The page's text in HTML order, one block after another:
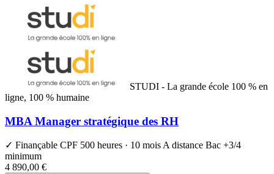
STUDI - La grande école 100 % en
ligne, 100 % humaine
MBA Manager stratégique des RH
✓ Finançable CPF 500 heures · 10 mois A distance Bac +3/4
minimum
4 890,00 €